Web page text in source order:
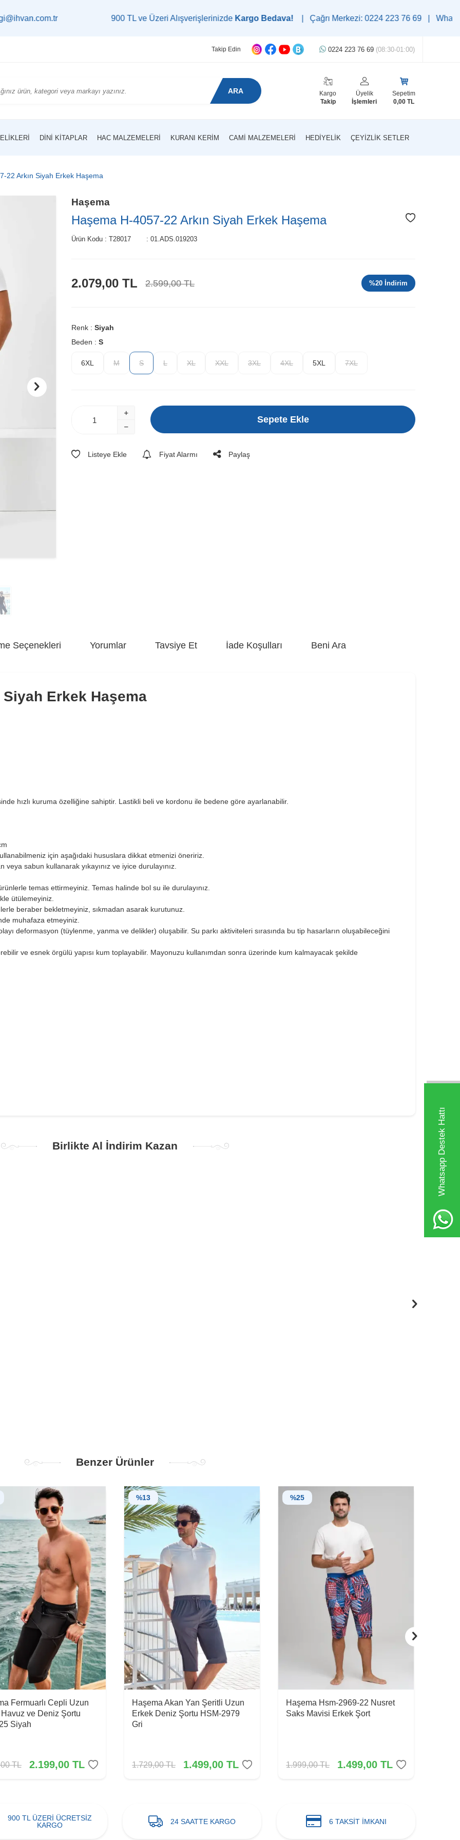
Whatsapp Destek Hattı
900 TL ve Üzeri AlışverişlerinizdeKargo Bedava! | Çağrı Merkezi: 0224 223 76 69 | WhatsApp
Takip Edin 0224 223 76 69 (08:30-01:00)
ARA
Kargo
Takip
Üyelik
İşlemleri
Sepetim
0,00 TL
DINI KITAPLAR HAC MALZEMELERI KURANI KERIM CAMI MALZEMELERI HEDIYELIK ÇEYIZLIK SETLER
22 Arkın Siyah Erkek Haşema
Haşema
Haşema H-4057-22 Arkın Siyah Erkek Haşema
Ürün Kodu : T28017 : 01.ADS.019203
2.079,00 TL 2.599,00TL %20 İndirim
Renk : Siyah
Beden : S
6XL M S L XL XXL 3XL 4XL 5XL 7XL
Sepete Ekle
Listeye Ekle Fiyat Alarmı Paylaş
Seçenekleri Yorumlar Tavsiye Et İade Koşulları Beni Ara
Siyah Erkek Haşema
hızlı kuruma özelliğine sahiptir. Lastikli beli ve kordonu ile bedene göre ayarlanabilir.
için aşağıdaki hususlara dikkat etmenizi öneririz.
sabun kullanarak yıkayınız ve iyice durulayınız.
temas ettirmeyiniz. Temas halinde bol su ile durulayınız.
ütülemeyiniz.
beraber bekletmeyiniz, sıkmadan asarak kurutunuz.
muhafaza etmeyiniz.
deformasyon (tüylenme, yanma ve delikler) oluşabilir. Su parkı aktiviteleri sırasında bu tip hasarların oluşabileceğini
ve esnek örgülü yapısı kum toplayabilir. Mayonuzu kullanımdan sonra üzerinde kum kalmayacak şekilde
Birlikte Al İndirim Kazan
Benzer Ürünler
Fermuarlı Cepli Uzun
ve Deniz Şortu
Siyah
TL 2.199,00 TL
%13
Haşema Akan Yan Şeritli Uzun
Erkek Deniz Şortu HSM-2979
Gri
1.729,00TL 1.499,00 TL
%25
Haşema Hsm-2969-22 Nusret
Saks Mavisi Erkek Şort
1.999,00TL 1.499,00 TL
900 TL ÜZERİ ÜCRETSİZ
KARGO
24 SAATTE KARGO 6 TAKSİT İMKANI